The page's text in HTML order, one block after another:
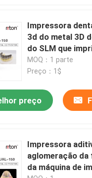
Impressora
3d do metal 3D
do SLM que
em 3 horas
MOQ：1 parte
Preço：1$
preço
Impressora
aglomeração
da máquina de